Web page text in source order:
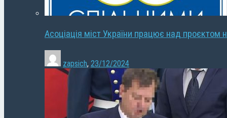
Асоціація міст України працює над проєктом
zapsich, 23/12/2024